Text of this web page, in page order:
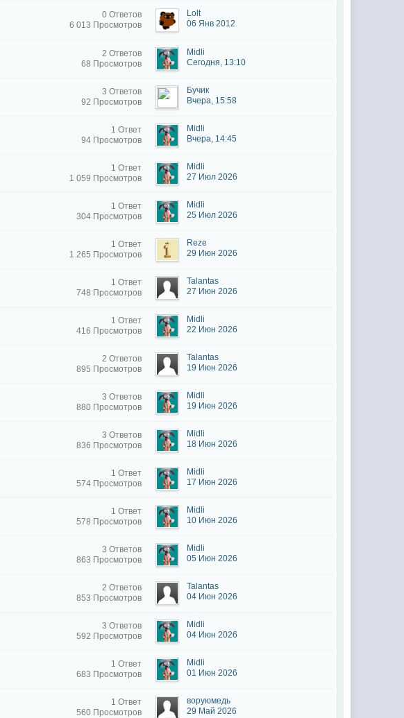
0 Ответов
6 013 Просмотров
Lolt
06 Янв 2012
2 Ответов
68 Просмотров
Midli
Сегодня, 13:10
3 Ответов
92 Просмотров
Бучик
Вчера, 15:58
1 Ответ
94 Просмотров
Midli
Вчера, 14:45
1 Ответ
1 059 Просмотров
Midli
27 Июл 2026
1 Ответ
304 Просмотров
Midli
25 Июл 2026
1 Ответ
1 265 Просмотров
Reze
29 Июн 2026
1 Ответ
748 Просмотров
Talantas
27 Июн 2026
1 Ответ
416 Просмотров
Midli
22 Июн 2026
2 Ответов
895 Просмотров
Talantas
19 Июн 2026
3 Ответов
880 Просмотров
Midli
19 Июн 2026
3 Ответов
836 Просмотров
Midli
18 Июн 2026
1 Ответ
574 Просмотров
Midli
17 Июн 2026
1 Ответ
578 Просмотров
Midli
10 Июн 2026
3 Ответов
863 Просмотров
Midli
05 Июн 2026
2 Ответов
853 Просмотров
Talantas
04 Июн 2026
3 Ответов
592 Просмотров
Midli
04 Июн 2026
1 Ответ
683 Просмотров
Midli
01 Июн 2026
1 Ответ
560 Просмотров
воруюмедь
29 Май 2026